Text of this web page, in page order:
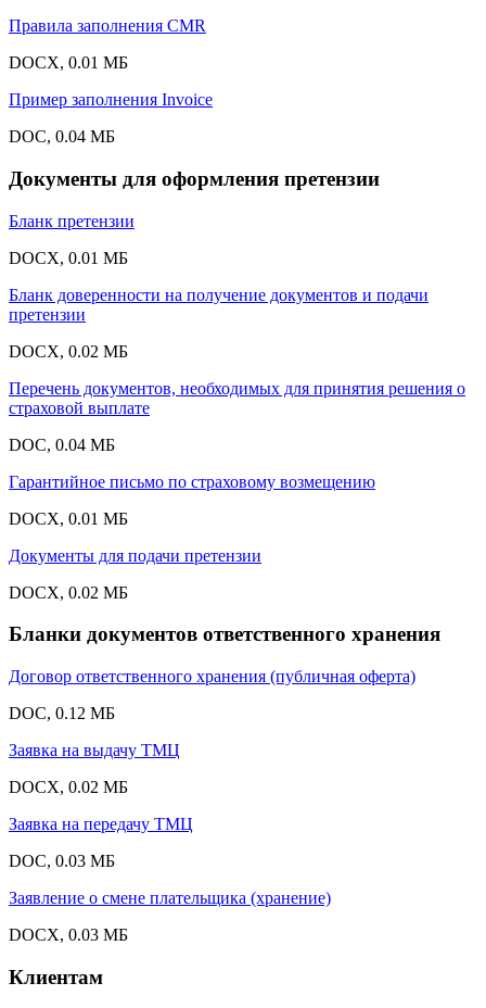
Правила заполнения CMR
DOCX, 0.01 МБ
Пример заполнения Invoice
DOC, 0.04 МБ
Документы для оформления претензии
Бланк претензии
DOCX, 0.01 МБ
Бланк доверенности на получение документов и подачи
претензии
DOCX, 0.02 МБ
Перечень документов, необходимых для принятия решения о
страховой выплате
DOC, 0.04 МБ
Гарантийное письмо по страховому возмещению
DOCX, 0.01 МБ
Документы для подачи претензии
DOCX, 0.02 МБ
Бланки документов ответственного хранения
Договор ответственного хранения (публичная оферта)
DOC, 0.12 МБ
Заявка на выдачу ТМЦ
DOCX, 0.02 МБ
Заявка на передачу ТМЦ
DOC, 0.03 МБ
Заявление о смене плательщика (хранение)
DOCX, 0.03 МБ
Клиентам